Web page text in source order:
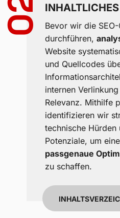
Bevor wir die
durchführen,
Website
und Quellcodes
internen
Relevanz. Mithilfe
identifizieren wir
technische Hürden
Potenziale, um
passgenaue
zu schaffen.